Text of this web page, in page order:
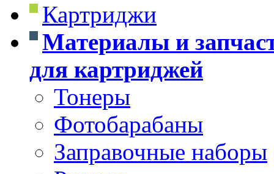
Картриджи
Материалы и
для картриджей
Тонеры
Фотобарабаны
Заправочные наборы